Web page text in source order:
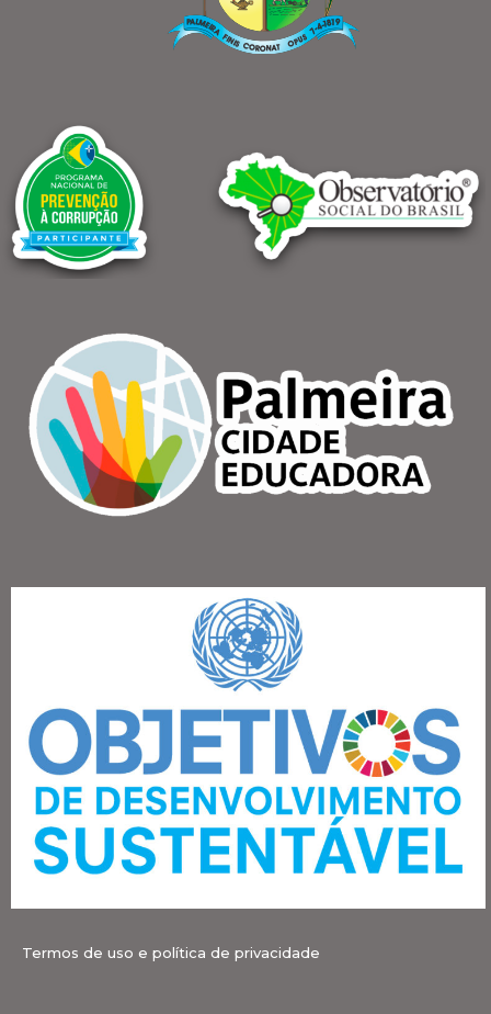
Termos de uso e política de privacidade